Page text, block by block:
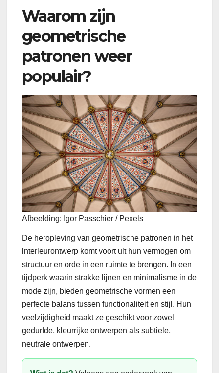
Waarom zijn
geometrische
patronen weer
populair?
Afbeelding: Igor Passchier / Pexels
De heropleving van geometrische patronen in het
interieurontwerp komt voort uit hun vermogen om
structuur en orde in een ruimte te brengen. In een
tijdperk waarin strakke lijnen en minimalisme in de
mode zijn, bieden geometrische vormen een
perfecte balans tussen functionaliteit en stijl. Hun
veelzijdigheid maakt ze geschikt voor zowel
gedurfde, kleurrijke ontwerpen als subtiele,
neutrale ontwerpen.